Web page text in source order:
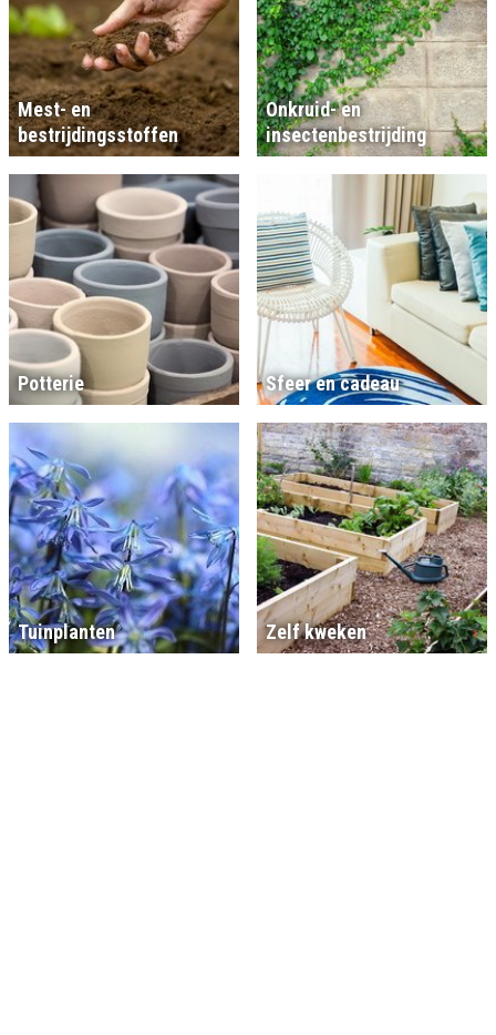
Mest- en
bestrijdingsstoffen
Onkruid- en
insectenbestrijding
Potterie Sfeer en cadeau
Tuinplanten Zelf kweken